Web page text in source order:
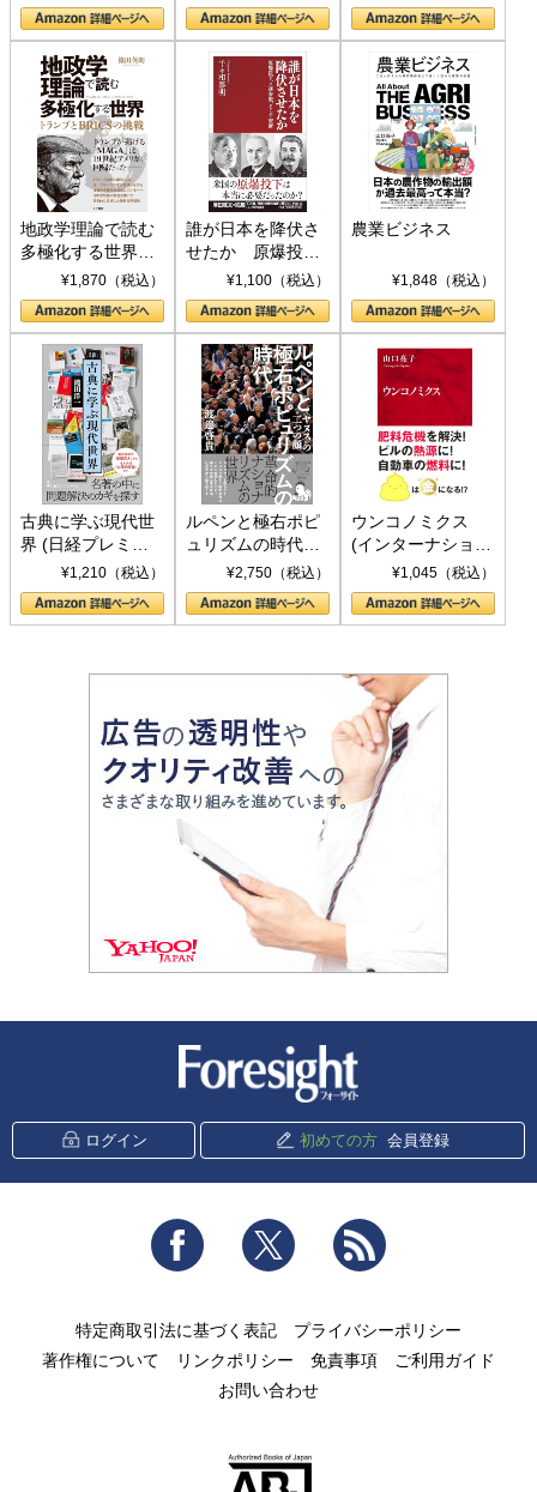
地政学理論で読む
多極化する世界：
トランプとBRICS
の挑戦
¥1,870（税込）
誰が日本を降伏さ
せたか 原爆投
下、ソ連参戦、そ
して聖断 (PHP新
書)
¥1,100（税込）
農業ビジネス
¥1,848（税込）
古典に学ぶ現代世
界 (日経プレミア
シリーズ)¥1,210（税込）
ルペンと極右ポピ
ュリズムの時代：
〈ヤヌス〉の二つ
の顔
¥2,750（税込）
ウンコノミクス
(インターナショナ
ル新書)¥1,045（税込）
ログイン 初めての方 会員登録
Facebook Twitter
特定商取引法に基づく表記
プライバシーポリシー
著作権について
リンクポリシー 免責事項
ご利用ガイド
お問い合わせ